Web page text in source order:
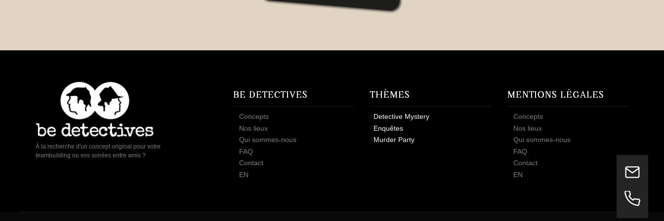
À la recherche d'un concept original pour votre
teambuilding ou vos soirées entre amis ?
BE DETECTIVES
Concepts
Nos lieux
Qui sommes-nous
FAQ
Contact
EN
THÈMES
Detective Mystery
Enquêtes
Murder Party
MENTIONS LÉGALES
Concepts
Nos lieux
Qui sommes-nous
FAQ
Contact
EN